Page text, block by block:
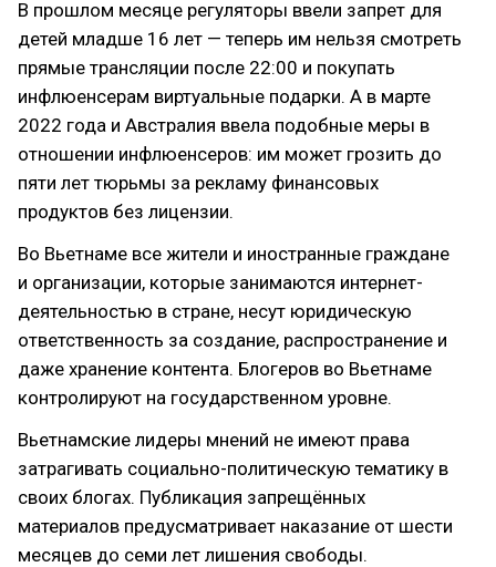
В прошлом месяце регуляторы ввели запрет для
детей младше 16 лет — теперь им нельзя смотреть
прямые трансляции после 22:00 и покупать
инфлюенсерам виртуальные подарки. А в марте
2022 года и Австралия ввела подобные меры в
отношении инфлюенсеров: им может грозить до
пяти лет тюрьмы за рекламу финансовых
продуктов без лицензии.
Во Вьетнаме все жители и иностранные граждане
и организации, которые занимаются интернет-
деятельностью в стране, несут юридическую
ответственность за создание, распространение и
даже хранение контента. Блогеров во Вьетнаме
контролируют на государственном уровне.
Вьетнамские лидеры мнений не имеют права
затрагивать социально-политическую тематику в
своих блогах. Публикация запрещённых
материалов предусматривает наказание от шести
месяцев до семи лет лишения свободы.